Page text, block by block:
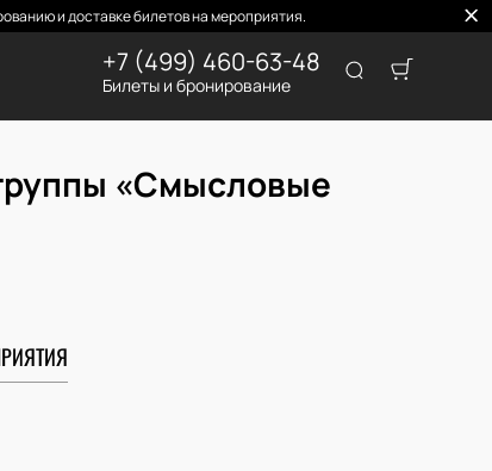
и доставке билетов на мероприятия.
+7 (499) 460-63-48
Билеты и бронирование
«Смысловые